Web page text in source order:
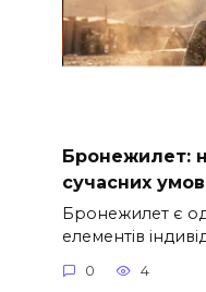
Бронежилет:
сучасних
Бронежилет є
елементів
0 4